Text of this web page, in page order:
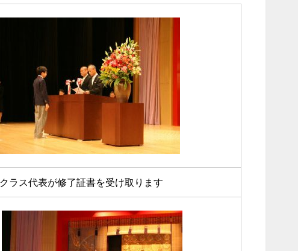
クラス代表が修了証書を受け取ります